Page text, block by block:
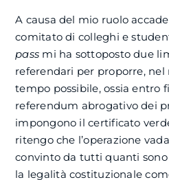
A causa del mio ruolo
comitato di colleghi e
pass mi ha sottoposto due
referendari per proporre, nel
tempo possibile, ossia entro
referendum abrogativo dei
impongono il certificato
ritengo che l’operazione
convinto da tutti quanti
la legalità costituzionale